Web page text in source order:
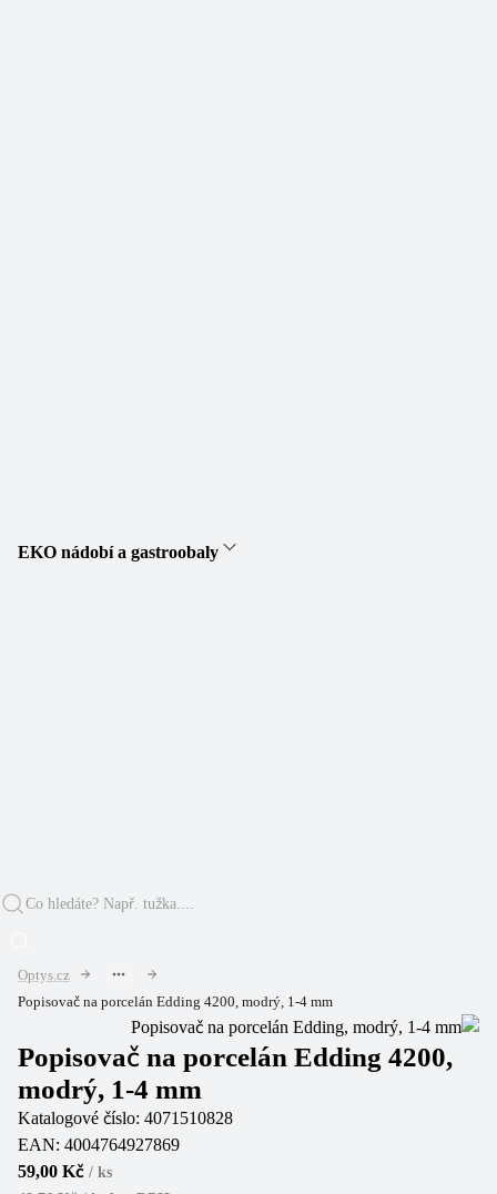
EKO nádobí a gastroobaly
Optys.cz
Popisovač na porcelán Edding 4200, modrý, 1-4 mm
Popisovač na porcelán Edding 4200,
modrý, 1-4 mm
Katalogové číslo: 4071510828
EAN: 4004764927869
59,00 Kč / ks